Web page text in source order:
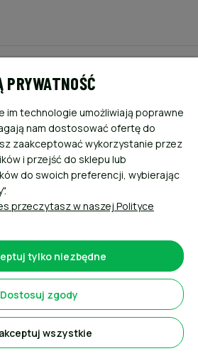
pełną wersję strony
im technologie umożliwiają poprawne
nam dostosować ofertę do
zaakceptować wykorzystanie przez
i przejść do sklepu lub
do swoich preferencji, wybierając
przeczytasz w naszej Polityce
tylko niezbędne
Dostosuj zgody
wszystkie